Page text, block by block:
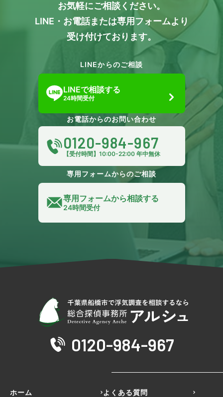
お気軽にご相談ください。
LINE・お電話または専用フォームより
受け付けております。
LINEからのご相談
LINEで相談する
24時間受付
お電話からのお問い合わせ
0120-984-967
【受付時間】10:00-22:00 年中無休
専用フォームからのご相談
専用フォームから相談する
24時間受付
0120-984-967
ホーム
よくある質問